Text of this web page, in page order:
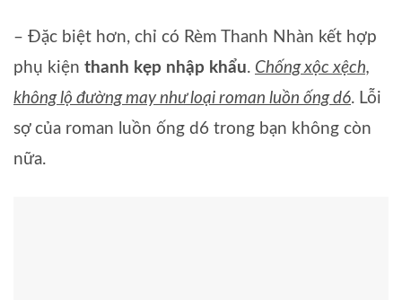
– Đặc biệt hơn, chỉ có Rèm Thanh Nhàn kết hợp
phụ kiện thanh kẹp nhập khẩu. Chống xộc xệch,
không lộ đường may như loại roman luồn ống d6. Lỗi
sợ của roman luồn ống d6 trong bạn không còn
nữa.